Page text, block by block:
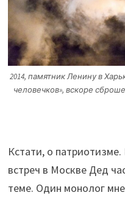
2014, памятник Ленину в
человечков», вскоре
Кстати, о
встреч в Москве Дед
теме. Один монолог